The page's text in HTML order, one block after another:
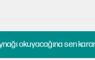
okuyacağına sen